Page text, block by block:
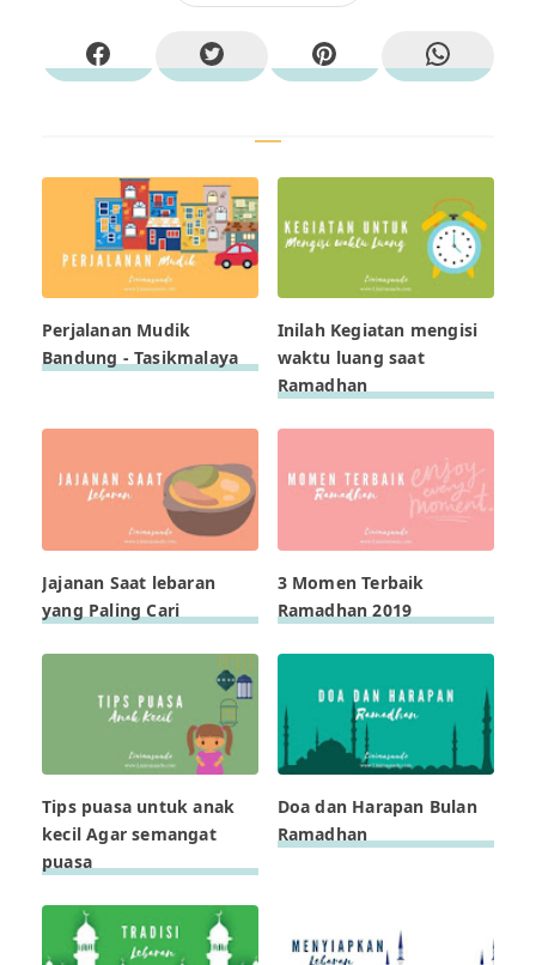
Perjalanan Mudik
Bandung - Tasikmalaya
Inilah Kegiatan mengisi
waktu luang saat
Ramadhan
Jajanan Saat lebaran
yang Paling Cari
3 Momen Terbaik
Ramadhan 2019
Tips puasa untuk anak
kecil Agar semangat
puasa
Doa dan Harapan Bulan
Ramadhan